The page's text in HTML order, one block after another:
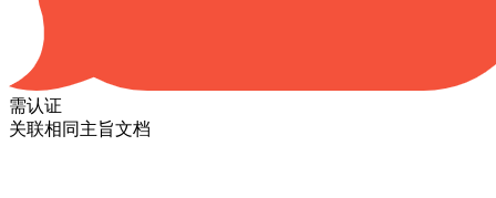
需认证
关联相同主旨文档